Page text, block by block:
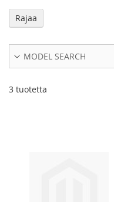
MODEL SEARCH
3 tuotetta
Rajaa